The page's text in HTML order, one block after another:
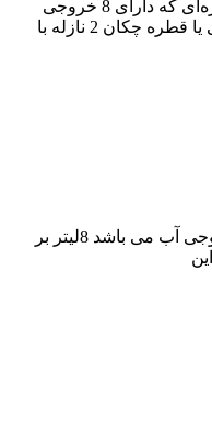
قطره چکان‌هایی مخصوص آبیاری قطره‌ای که دارای 8 خروجی
هستند. این محصول با نام دریپر تنظیمی یا قطره چکان 2 نازله با
دریپر بین خط پرسی دارای دو تیپ خروجی آب می باشد 8لیتر بر